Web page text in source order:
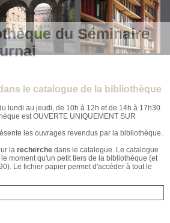
du Séminaire
le catalogue de la bibliothèque
lundi au jeudi, de 10h à 12h et de 14h à 17h30.
est OUVERTE UNIQUEMENT SUR
les ouvrages revendus par la bibliothèque.
la recherche dans le catalogue. Le catalogue
moment qu'un petit tiers de la bibliothèque (et
Le fichier papier permet d'accéder à tout le